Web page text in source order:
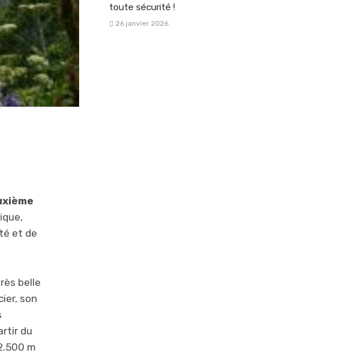
et de
belle
son
du
m
toute sécurité !
26 janvier 2026